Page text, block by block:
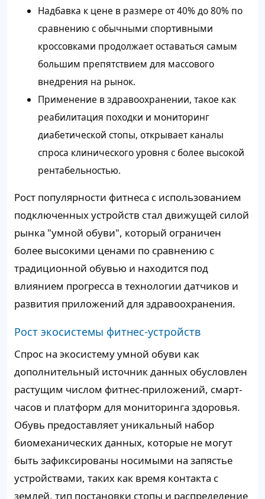
Надбавка к цене в размере от 40% до 80% по
сравнению с обычными спортивными
кроссовками продолжает оставаться самым
большим препятствием для массового
внедрения на рынок.
Применение в здравоохранении, такое как
реабилитация походки и мониторинг
диабетической стопы, открывает каналы
спроса клинического уровня с более высокой
рентабельностью.
Рост популярности фитнеса с использованием
подключенных устройств стал движущей силой
рынка "умной обуви", который ограничен
более высокими ценами по сравнению с
традиционной обувью и находится под
влиянием прогресса в технологии датчиков и
развития приложений для здравоохранения.
Рост экосистемы фитнес-устройств
Спрос на экосистему умной обуви как
дополнительный источник данных обусловлен
растущим числом фитнес-приложений, смарт-
часов и платформ для мониторинга здоровья.
Обувь предоставляет уникальный набор
биомеханических данных, которые не могут
быть зафиксированы носимыми на запястье
устройствами, таких как время контакта с
землей, тип постановки стопы и распределение